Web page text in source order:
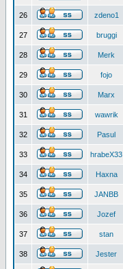
26 zdeno1
27 bruggi
28 Merk
29 fojo
30 Marx
31 wawrik
32 Pasul
33 hrabeX33
34 Haxna
35 JANBB
36 Jozef
37 stan
38 Jester